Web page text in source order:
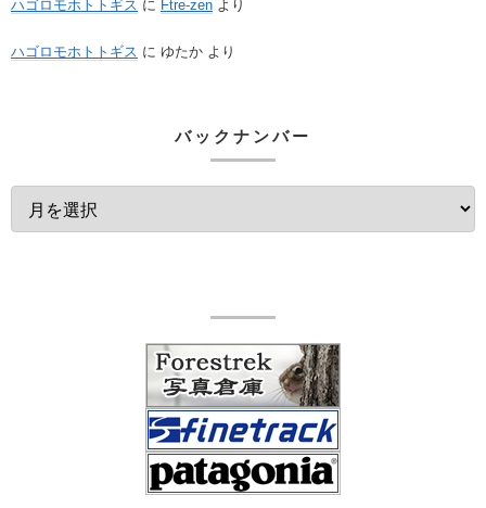
ハゴロモホトトギス に Ftre-zen より
ハゴロモホトトギス に ゆたか より
バックナンバー